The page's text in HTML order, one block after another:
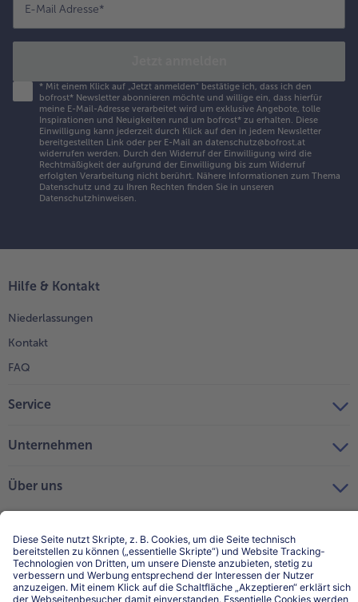
E-Mail Adresse*
* Mit einem Klick auf „Jetzt anmelden" bestätige ich, dass ich den
bofrost* Newsletter abonnieren möchte und willige ein, dass hierfür
meine E-Mail-Adresse verarbeitet wird um exklusive Angebote, tolle
Inspirationen und Neuigkeiten rund um bofrost* zu erhalten. Diese
Einwilligung kann jederzeit durch Klick auf den in jedem Newsletter
bereitgestellten Link oder per E-Mail an datenschutz@bofrost.at
widerrufen werden. Durch den Widerruf der Einwilligung wird die
Rechtmäßigkeit der aufgrund der Einwilligung bis zum Widerruf
erfolgten Verarbeitung nicht berührt. Nähere Informationen zum Thema
Datenschutz und zu Ihren Rechten finden Sie in unseren
Datenschutzhinweisen.
Hilfe & Kontakt
Niederlassungen
Kontakt
FAQ
Service
Unternehmen
Über uns